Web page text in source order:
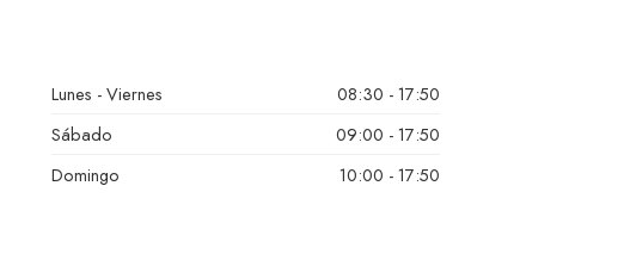
Lunes - Viernes
08:30 - 17:50
Sábado
09:00 - 17:50
Domingo
10:00 - 17:50